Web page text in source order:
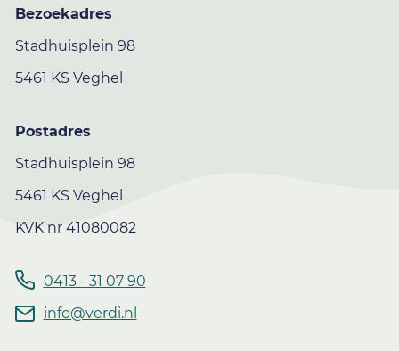
Bezoekadres
Stadhuisplein 98
5461 KS Veghel
Postadres
Stadhuisplein 98
5461 KS Veghel
KVK nr 41080082
0413 - 31 07 90
info@verdi.nl